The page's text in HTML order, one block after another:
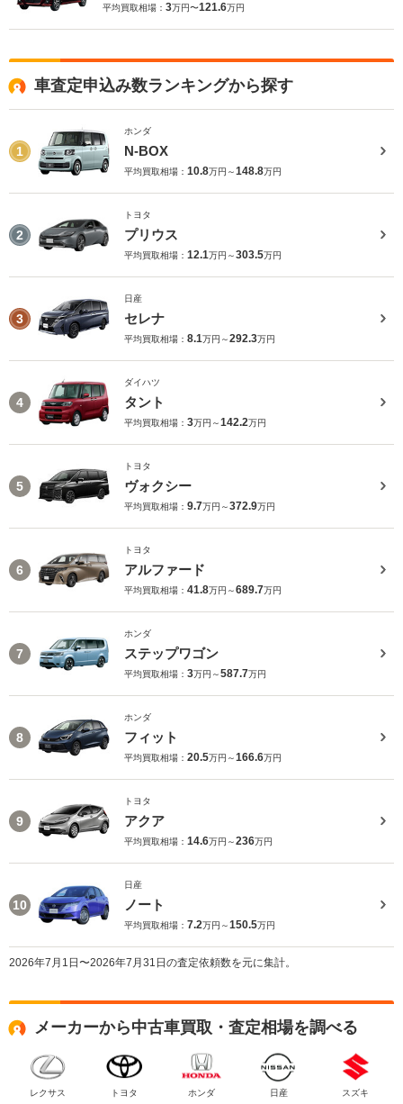
平均買取相場： 3万円〜121.6万円
車査定申込み数ランキングから探す
1
ホンダ
N-BOX
平均買取相場： 10.8万円～148.8万円
2
トヨタ
プリウス
平均買取相場： 12.1万円～303.5万円
3
日産
セレナ
平均買取相場： 8.1万円～292.3万円
4
ダイハツ
タント
平均買取相場： 3万円～142.2万円
5
トヨタ
ヴォクシー
平均買取相場： 9.7万円～372.9万円
6
トヨタ
アルファード
平均買取相場： 41.8万円～689.7万円
7
ホンダ
ステップワゴン
平均買取相場： 3万円～587.7万円
8
ホンダ
フィット
平均買取相場： 20.5万円～166.6万円
9
トヨタ
アクア
平均買取相場： 14.6万円～236万円
10
日産
ノート
平均買取相場： 7.2万円～150.5万円
2026年7月1日〜2026年7月31日の査定依頼数を元に集計。
メーカーから中古車買取・査定相場を調べる
レクサス トヨタ ホンダ 日産 スズキ